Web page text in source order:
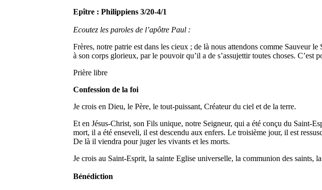
Epître : Philippiens 3/20-4/1
Ecoutez les paroles de l’apôtre Paul :
Frères, notre patrie est dans les cieux ; de là nous attendons comme Sauveur
à son corps glorieux, par le pouvoir qu’il a de s’assujettir toutes choses. C’est
Prière libre
Confession de la foi
Je crois en Dieu, le Père, le tout-puissant, Créateur du ciel et de la terre.
Et en Jésus-Christ, son Fils unique, notre Seigneur, qui a été conçu du Saint-
mort, il a été enseveli, il est descendu aux enfers. Le troisième jour, il est
De là il viendra pour juger les vivants et les morts.
Je crois au Saint-Esprit, la sainte Eglise universelle, la communion des saints,
Bénédiction